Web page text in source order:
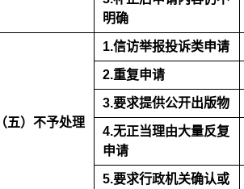
明确
（五）不予处理
1.信访举报投诉类申请
2.重复申请
3.要求提供公开出版物
4.无正当理由大量反复
申请
5.要求行政机关确认或